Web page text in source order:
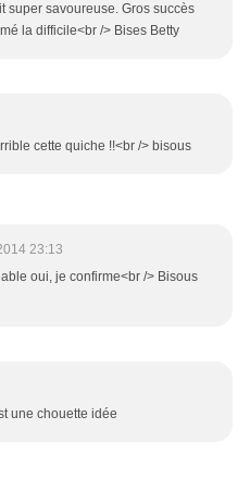
super savoureuse. Gros succès
la difficile<br /> Bises Betty
cette quiche !!<br /> bisous
23:13
oui, je confirme<br /> Bisous
une chouette idée